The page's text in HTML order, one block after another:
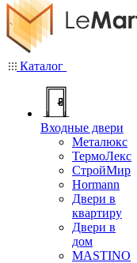
Каталог
Входные двери
Металюкс
ТермоЛекс
СтройМир
Hormann
Двери в
квартиру
Двери в
дом
MASTINO